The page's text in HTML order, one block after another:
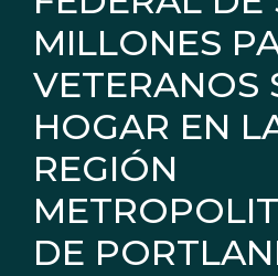
MILLONES
VETERANOS
HOGAR EN
REGIÓN
DE